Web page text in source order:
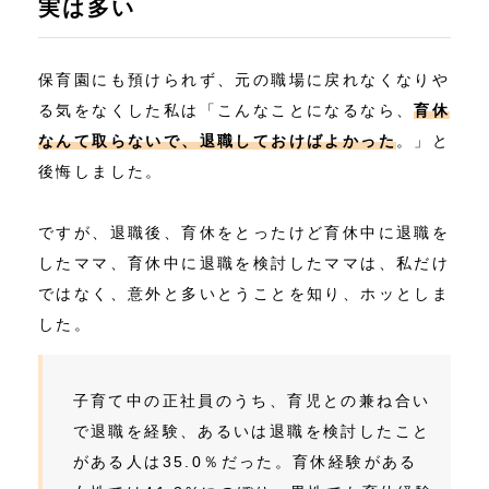
実は多い
保育園にも預けられず、元の職場に戻れなくなりや
る気をなくした私は「こんなことになるなら、育休
なんて取らないで、退職しておけばよかった。」と
後悔しました。
ですが、退職後、育休をとったけど育休中に退職を
したママ、育休中に退職を検討したママは、私だけ
ではなく、意外と多いとうことを知り、ホッとしま
した。
子育て中の正社員のうち、育児との兼ね合い
で退職を経験、あるいは退職を検討したこと
がある人は35.0％だった。育休経験がある